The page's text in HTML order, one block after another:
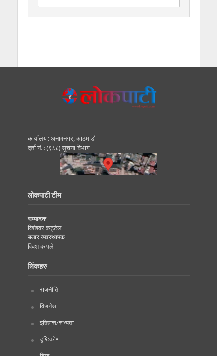
कार्यालय : अनामनगर, काठमाडाैं
दर्ता नं. : (९८८) सूचना विभाग
लोकपाटी टीम
सम्पादक
विशेश्वर कट्टेल
बजार व्यवस्थापक
विवश काफ्ले
लिंकहरु
राजनीति
विजनेस
इतिहास/सभ्यता
दृष्टिकोण